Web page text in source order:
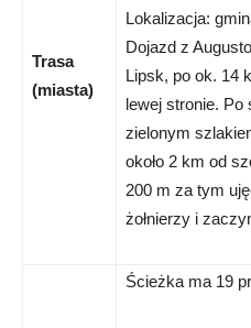
Trasa
(miasta)
Lokalizacja:
Dojazd z
Lipsk, po ok. 14
lewej stronie.
zielonym
około 2 km od
200 m za tym
żołnierzy i
Ścieżka ma 19